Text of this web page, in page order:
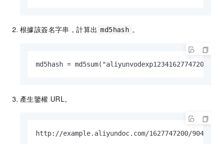
根據該簽名字串，計算出 md5hash 。
md5hash =
產生鑒權 URL。
http://example.aliyundoc.com/1627747200/